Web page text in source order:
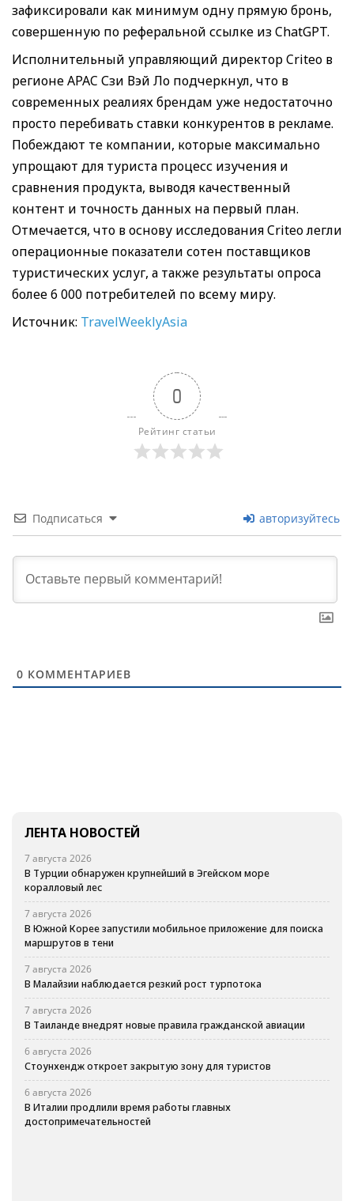
зафиксировали как минимум одну прямую бронь,
совершенную по реферальной ссылке из ChatGPT.
Исполнительный управляющий директор Criteo в
регионе APAC Сзи Вэй Ло подчеркнул, что в
современных реалиях брендам уже недостаточно
просто перебивать ставки конкурентов в рекламе.
Побеждают те компании, которые максимально
упрощают для туриста процесс изучения и
сравнения продукта, выводя качественный
контент и точность данных на первый план.
Отмечается, что в основу исследования Criteo легли
операционные показатели сотен поставщиков
туристических услуг, а также результаты опроса
более 6 000 потребителей по всему миру.
Источник: TravelWeeklyAsia
0
Рейтинг статьи
Подписаться авторизуйтесь
0 КОММЕНТАРИЕВ
ЛЕНТА НОВОСТЕЙ
7 августа 2026
В Турции обнаружен крупнейший в Эгейском море
коралловый лес
7 августа 2026
В Южной Корее запустили мобильное приложение для поиска
маршрутов в тени
7 августа 2026
В Малайзии наблюдается резкий рост турпотока
7 августа 2026
В Таиланде внедрят новые правила гражданской авиации
6 августа 2026
Стоунхендж откроет закрытую зону для туристов
6 августа 2026
В Италии продлили время работы главных
достопримечательностей